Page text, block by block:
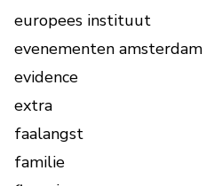
europees instituut
evenementen amsterdam
evidence
extra
faalangst
familie